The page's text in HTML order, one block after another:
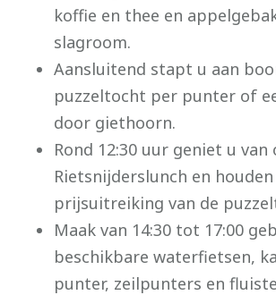
koffie en thee en
slagroom.
Aansluitend stapt u aan
puzzeltocht per punter of
door giethoorn.
Rond 12:30 uur geniet u van
Rietsnijderslunch en
prijsuitreiking van de
Maak van 14:30 tot 17:00
beschikbare waterfietsen,
punter, zeilpunters en